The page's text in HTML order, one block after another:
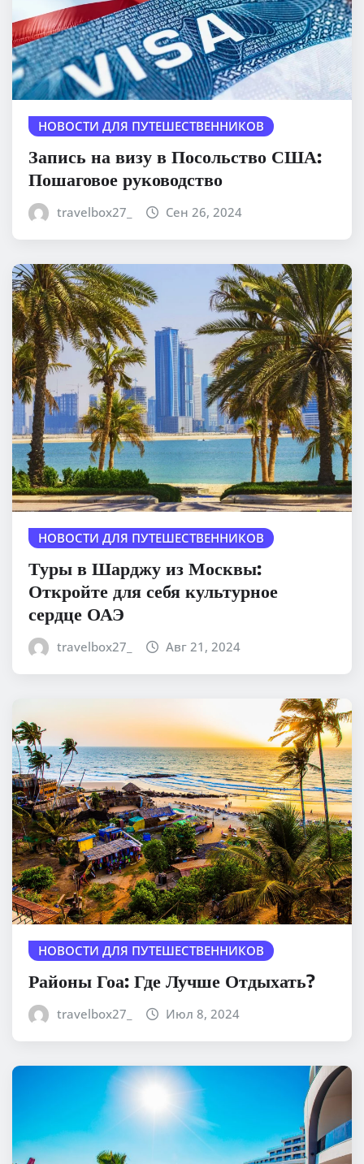
НОВОСТИ ДЛЯ ПУТЕШЕСТВЕННИКОВ
Запись на визу в Посольство США:
Пошаговое руководство
travelbox27_ Сен 26, 2024
НОВОСТИ ДЛЯ ПУТЕШЕСТВЕННИКОВ
Туры в Шарджу из Москвы:
Откройте для себя культурное
сердце ОАЭ
travelbox27_ Авг 21, 2024
НОВОСТИ ДЛЯ ПУТЕШЕСТВЕННИКОВ
Районы Гоа: Где Лучше Отдыхать?
travelbox27_ Июл 8, 2024